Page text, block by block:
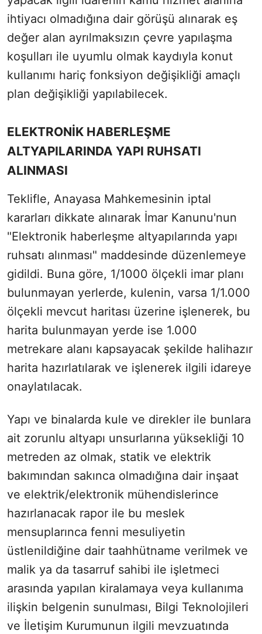
ihtiyacı olmadığına dair görüşü alınarak eş
değer alan ayrılmaksızın çevre yapılaşma
koşulları ile uyumlu olmak kaydıyla konut
kullanımı hariç fonksiyon değişikliği amaçlı
plan değişikliği yapılabilecek.
ELEKTRONİK HABERLEŞME
ALTYAPILARINDA YAPI RUHSATI
ALINMASI
Teklifle, Anayasa Mahkemesinin iptal
kararları dikkate alınarak İmar Kanunu'nun
"Elektronik haberleşme altyapılarında yapı
ruhsatı alınması" maddesinde düzenlemeye
gidildi. Buna göre, 1/1000 ölçekli imar planı
bulunmayan yerlerde, kulenin, varsa 1/1.000
ölçekli mevcut haritası üzerine işlenerek, bu
harita bulunmayan yerde ise 1.000
metrekare alanı kapsayacak şekilde halihazır
harita hazırlatılarak ve işlenerek ilgili idareye
onaylatılacak.
Yapı ve binalarda kule ve direkler ile bunlara
ait zorunlu altyapı unsurlarına yüksekliği 10
metreden az olmak, statik ve elektrik
bakımından sakınca olmadığına dair inşaat
ve elektrik/elektronik mühendislerince
hazırlanacak rapor ile bu meslek
mensuplarınca fenni mesuliyetin
üstlenildiğine dair taahhütname verilmek ve
malik ya da tasarruf sahibi ile işletmeci
arasında yapılan kiralamaya veya kullanıma
ilişkin belgenin sunulması, Bilgi Teknolojileri
ve İletişim Kurumunun ilgili mevzuatında